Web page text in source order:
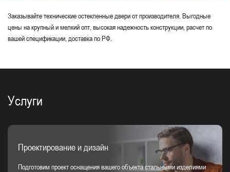
Заказывайте технические остекленные двери от производителя. Выгодные
цены на крупный и мелкий опт, высокая надежность конструкции, расчет по
вашей спецификации, доставка по РФ.
Услуги
Проектирование и дизайн
Подготовим проект оснащения вашего объекта стальными изделиями